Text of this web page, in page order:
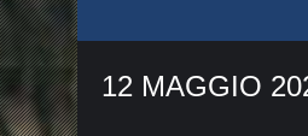
12 MAGGIO